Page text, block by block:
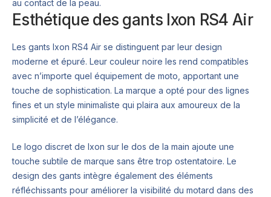
au contact de la peau.
Esthétique des gants Ixon RS4 Air
Les gants Ixon RS4 Air se distinguent par leur design
moderne et épuré. Leur couleur noire les rend compatibles
avec n’importe quel équipement de moto, apportant une
touche de sophistication. La marque a opté pour des lignes
fines et un style minimaliste qui plaira aux amoureux de la
simplicité et de l’élégance.
Le logo discret de Ixon sur le dos de la main ajoute une
touche subtile de marque sans être trop ostentatoire. Le
design des gants intègre également des éléments
réfléchissants pour améliorer la visibilité du motard dans des